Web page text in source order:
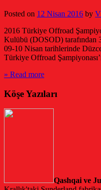
Posted on 12 Nisan 2016 by
2016 Türkiye Offroad
Kulübü (DOSOD) tarafından
09-10 Nisan tarihlerinde
Türkiye Offroad
» Read more
Köşe Yazıları
Qashqai ve